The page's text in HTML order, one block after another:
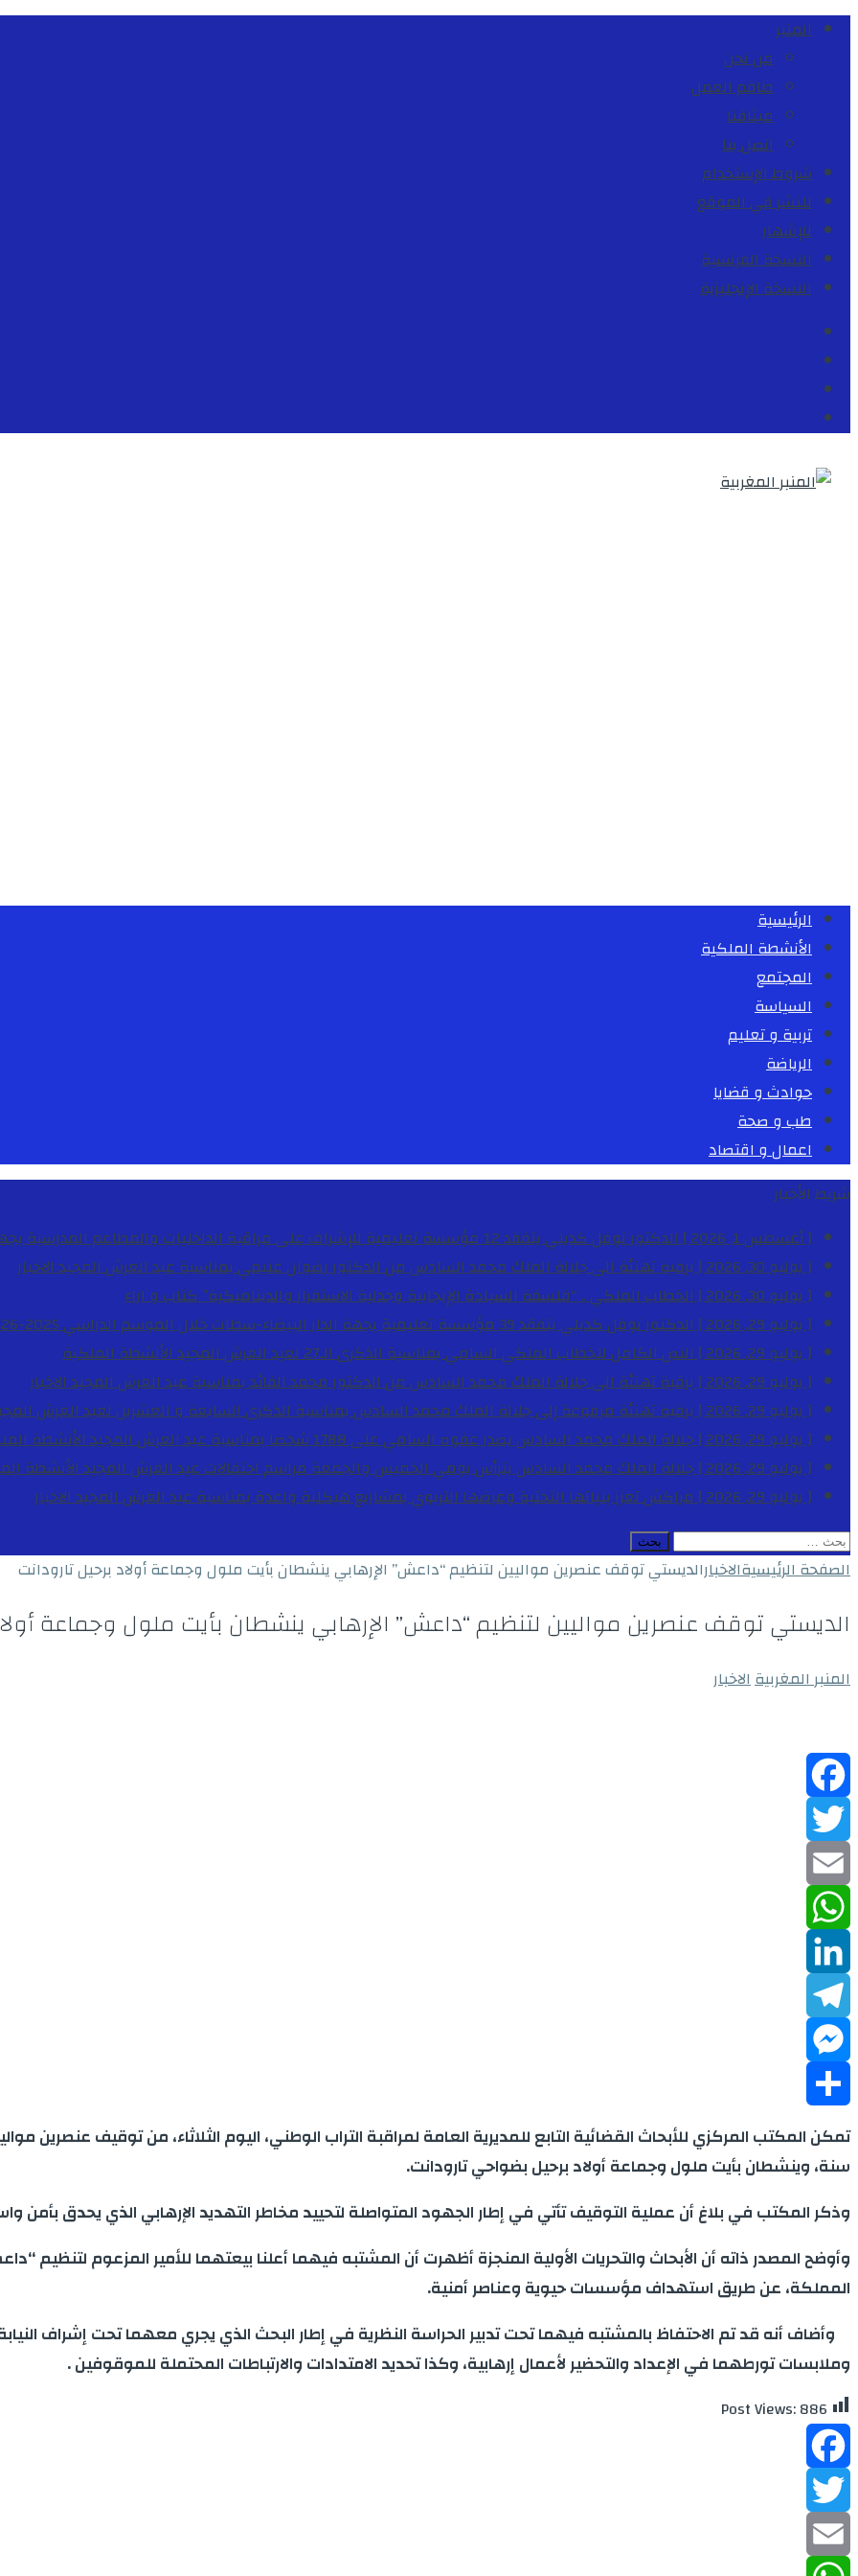
المنبر
من نحن
طاقم العمل
ميثاقنا
اتصل بنا
شروط الإستخدام
للنشر في الموقع
للإشهار
النسخة الفرنسية
النسخة الإنجليزية
الرئيسية
الأنشطة الملكية
المجتمع
السياسة
تربية و تعليم
الرياضة
حوادث و قضايا
طب و صحة
اعمال و اقتصاد
شريط الأخبار
[ أغسطس 1, 2026 ]
الدكتور نوفل كديلي يتفقد 12 مؤسسة تعليمية للإشراف على مراقبة الداخليات والمطاعم المدرسية بجهة الدار البيضاء-سطات
[ يوليو 30, 2026 ]
برقية تهنئة الى جلالة الملك محمد السادس من الدكتور رضوان غنيمي بمناسبة عيد العرش المجيدالاخبار
[ يوليو 30, 2026 ]
الخطاب الملكي .. “فلسفة السيادة الإيجابية وجدلية الاستقرار والديناميكية”كتاب و اراء
[ يوليو 29, 2026 ]
الدكتور نوفل كديلي يتفقد 39 مؤسسة تعليمية بجهة الدار البيضاء-سطات خلال الموسم الدراسي 2025-2026
[ يوليو 29, 2026 ]
النص الكامل للخطاب الملكي السامي بمناسبة الذكرى الـ27 لعيد العرش المجيد
الأنشطة الملكية
[ يوليو 29, 2026 ]
برقية تهنئة الى جلالة الملك محمد السادس من الدكتور محمد الفائد بمناسبة عيد العرش المجيدالاخبار
[ يوليو 29, 2026 ]
برقية تهنئة مرفوعة إلى جلالة الملك محمد السادس بمناسبة الذكرى السابعة و العشرين لعيد العرش
[ يوليو 29, 2026 ]
جلالة الملك محمد السادس يصدر عفوه السامي على 1788 شخصا بمناسبة عيد العرش المجيد
الأنشطة
[ يوليو 29, 2026 ]
جلالة الملك محمد السادس يترأس يومي الخميس والجمعة مراسم احتفالات عيد العرش المجيدالأنشطة
[ يوليو 29, 2026 ]
مراكش تعزز بنياتها التحتية وعرضها التربوي بمشاريع هيكلية واعدة بمناسبة عيد العرش المجيدالاخبار
البحث
عن:
الصفحة الرئيسيةالاخبارالديستي توقف عنصرين مواليين لتنظيم “داعش” الإرهابي ينشطان بأيت ملول وجماعة أولاد برحيل تارودانت
الديستي توقف عنصرين مواليين لتنظيم “داعش” الإرهابي ينشطان بأيت ملول وجماعة
المنبر المغربيةالاخبار
Facebook
Twitter
Email
WhatsApp
LinkedIn
Telegram
Messenger
Share
سنة، وينشطان بأيت ملول وجماعة أولاد برحيل بضواحي تارودانت.
وذكر المكتب في بلاغ أن عملية التوقيف تأتي في إطار الجهود المتواصلة لتحييد مخاطر التهديد الإرهابي الذي يحدق بأمن
وأوضح المصدر ذاته أن الأبحاث والتحريات الأولية المنجزة أظهرت أن المشتبه فيهما أعلنا بيعتهما للأمير المزعوم لتنظيم
المملكة، عن طريق استهداف مؤسسات حيوية وعناصر أمنية.
وأضاف أنه قد تم الاحتفاظ بالمشتبه فيهما تحت تدبير الحراسة النظرية في إطار البحث الذي يجري معهما تحت إشراف
وملابسات تورطهما في الإعداد والتحضير لأعمال إرهابية، وكذا تحديد الامتدادات والارتباطات المحتملة للموقوفين .
Post Views:886
Facebook
Twitter